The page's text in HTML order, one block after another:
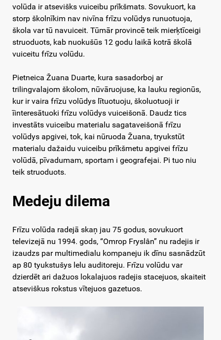
volūda ir atsevišks vuiceibu prīkšmats. Sovukuort, ka
storp školnīkim nav nivīna frīzu volūdys runuotuoja,
škola var tū navuiceit. Tūmār provincē teik mierķtīceigi
struoduots, kab nuokušūs 12 godu laikā kotrā školā
vuiceitu frīzu volūdu.
Pietneica Žuana Duarte, kura sasadorboj ar
trilingvalajom školom, nūvāruojuse, ka lauku regionūs,
kur ir vaira frīzu volūdys lītuotuoju, školuotuoji ir
īinteresātuoki frīzu volūdys vuiceišonā. Daudz tics
investāts vuiceibu materialu sagataveišonā frīzu
volūdys apgivei, tok, kai nūruoda Žuana, tryukstūt
materialu dažaidu vuiceibu prīkšmetu apgivei frīzu
volūdā, pīvadumam, sportam i geografejai. Pi tuo niu
teik struoduots.
Medeju dilema
Frīzu volūda radejā skaņ jau 75 godus, sovukuort
televizejā nu 1994. gods, “Omrop Fryslân” nu radejis ir
izaudzs par multimedialu kompaneju ik dīnu sasnādzūt
ap 80 tyukstušys lelu auditoreju. Frīzu volūdu var
dzierdēt ari dažuos lokalajuos radejis stacejuos, skaiteit
atseviškus rokstus vītejuos gazetuos.